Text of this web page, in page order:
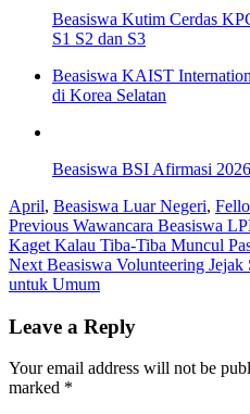
Beasiswa Kutim Cerdas
S1 S2 dan S3
Beasiswa KAIST
di Korea Selatan
Beasiswa BSI Afirmasi
April, Beasiswa Luar Negeri,
Post
navigation
Previous Previous
post:
Wawancara Beasiswa
Kaget Kalau Tiba-Tiba Muncul
Next Next
post:
Beasiswa Volunteering Jejak
untuk Umum
Leave a Reply
Your email address will not be
marked *